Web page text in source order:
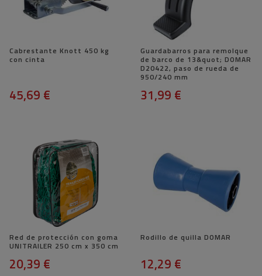
Cabrestante Knott 450 kg
con cinta
45,69 €
Guardabarros para remolque
de barco de 13&quot; DOMAR
D20422, paso de rueda de
950/240 mm
31,99 €
Red de protección con goma
UNITRAILER 250 cm x 350 cm
20,39 €
Rodillo de quilla DOMAR
12,29 €